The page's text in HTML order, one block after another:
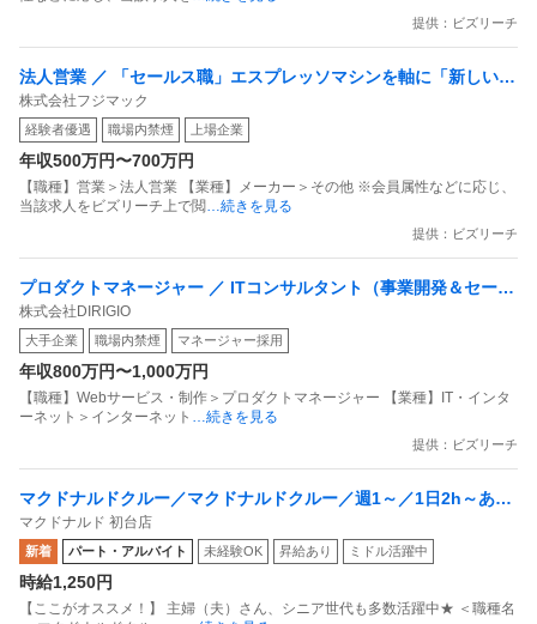
提供：ビズリーチ
法人営業 ／ 「セールス職」エスプレッソマシンを軸に「新しいカ
フェ文化」を一緒に創りましょう
株式会社フジマック
経験者優遇 職場内禁煙 上場企業
年収500万円〜700万円
【職種】営業＞法人営業 【業種】メーカー＞その他 ※会員属性などに応じ、
当該求人をビズリーチ上で閲…続きを見る
提供：ビズリーチ
プロダクトマネージャー ／ ITコンサルタント（事業開発＆セール
ス）
株式会社DIRIGIO
大手企業 職場内禁煙 マネージャー採用
年収800万円〜1,000万円
【職種】Webサービス・制作＞プロダクトマネージャー 【業種】IT・インタ
ーネット＞インターネット …続きを見る
提供：ビズリーチ
マクドナルドクルー／マクドナルドクルー／週1～／1日2h～あな
たらしい笑顔でお迎え／40～60代活躍中／未経験歓迎
マクドナルド 初台店
新着 パート・アルバイト 未経験OK 昇給あり ミドル活躍中
時給1,250円
【ここがオススメ！】 主婦（夫）さん、シニア世代も多数活躍中★ ＜職種名